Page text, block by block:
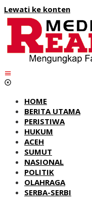
Lewati ke konten
HOME
BERITA UTAMA
PERISTIWA
HUKUM
ACEH
SUMUT
NASIONAL
POLITIK
OLAHRAGA
SERBA-SERBI